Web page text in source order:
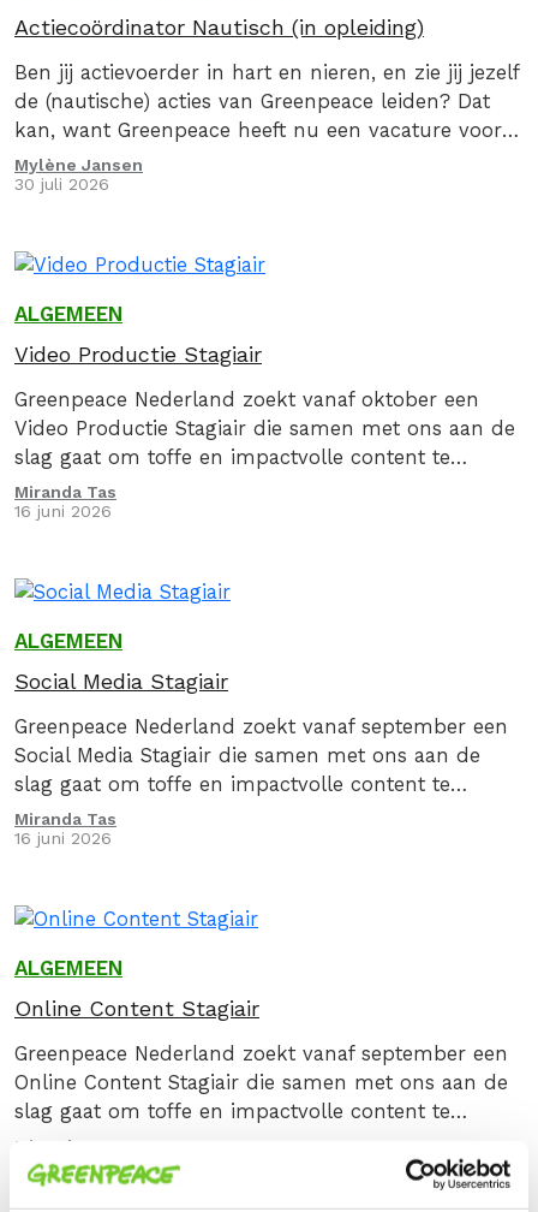
Actiecoördinator Nautisch (in opleiding)
Ben jij actievoerder in hart en nieren, en zie jij jezelf
de (nautische) acties van Greenpeace leiden? Dat
kan, want Greenpeace heeft nu een vacature voor
een actiecoördinator (in opleiding)!
Mylène Jansen
30 juli 2026
ALGEMEEN
Video Productie Stagiair
Greenpeace Nederland zoekt vanaf oktober een
Video Productie Stagiair die samen met ons aan de
slag gaat om toffe en impactvolle content te
maken.
Miranda Tas
16 juni 2026
ALGEMEEN
Social Media Stagiair
Greenpeace Nederland zoekt vanaf september een
Social Media Stagiair die samen met ons aan de
slag gaat om toffe en impactvolle content te
maken voor onze organische social media kanalen
zoals Instagram en TikTok.
Miranda Tas
16 juni 2026
ALGEMEEN
Online Content Stagiair
Greenpeace Nederland zoekt vanaf september een
Online Content Stagiair die samen met ons aan de
slag gaat om toffe en impactvolle content te
maken voor onze social media kanalen zoals
Instagram en TikTok.
Miranda Tas
16 juni 2026